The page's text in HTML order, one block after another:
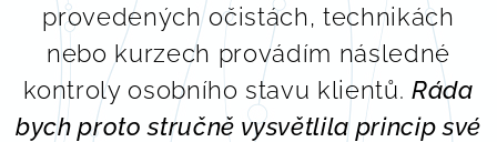
provedených očistách, technikách
nebo kurzech provádím následné
kontroly osobního stavu klientů.Ráda
bych proto stručně vysvětlila princip své